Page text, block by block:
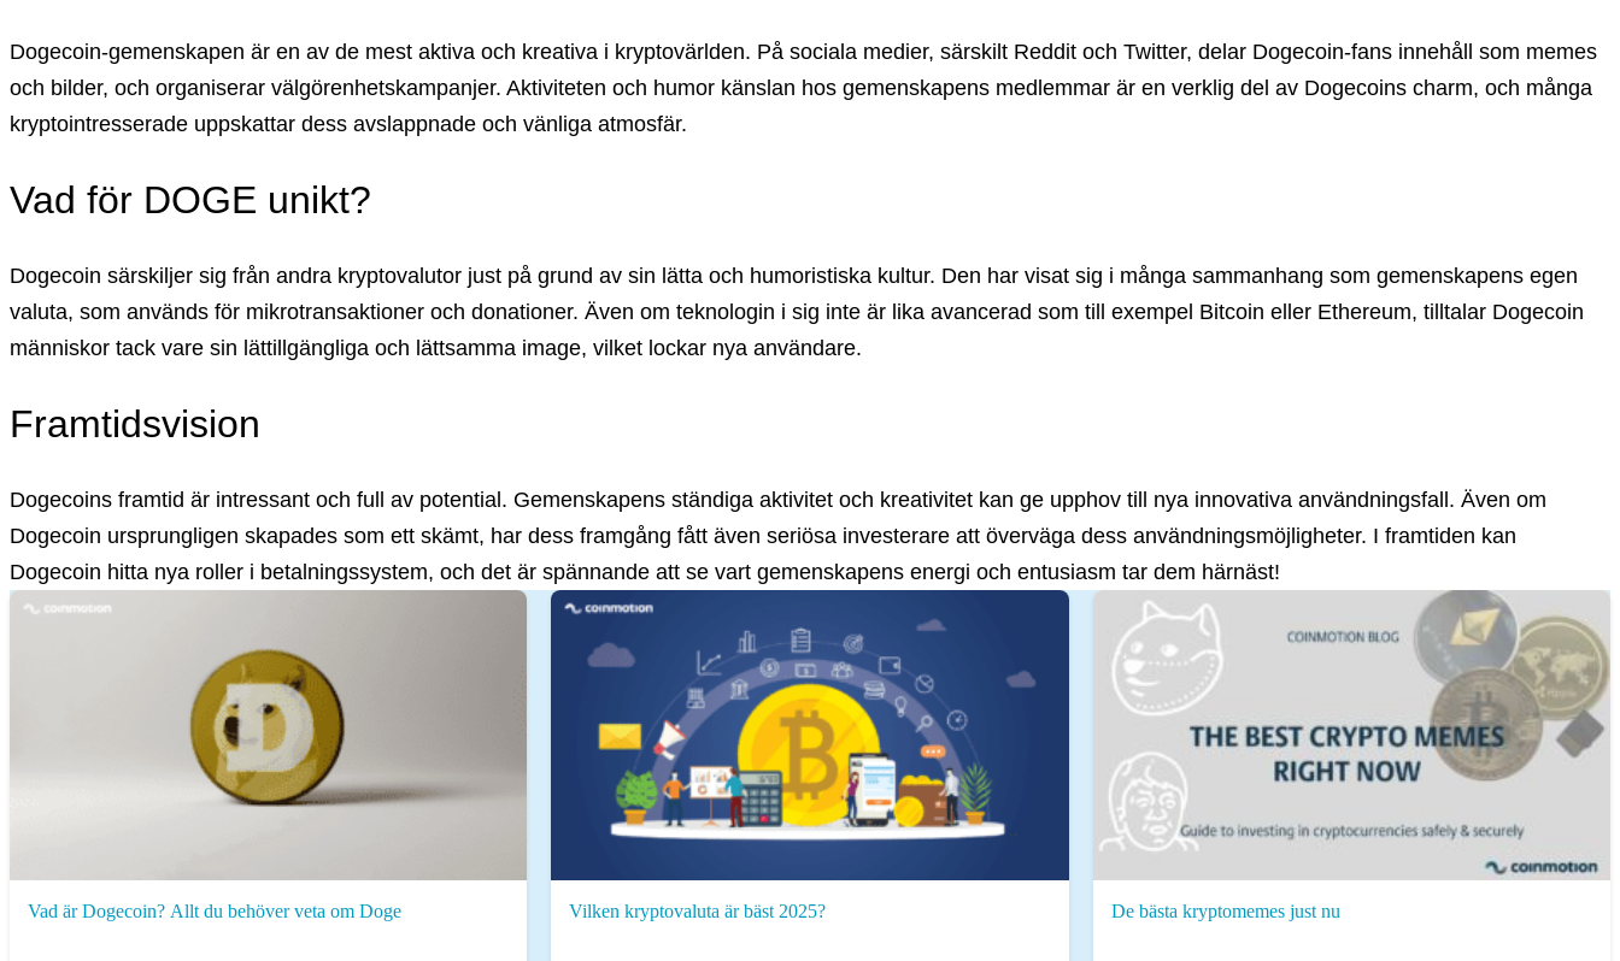
Dogecoin-gemenskapen är en av de mest aktiva och kreativa i kryptovärlden. På sociala medier, särskilt Reddit och Twitter, delar Dogecoin-fans innehåll som memes
och bilder, och organiserar välgörenhetskampanjer. Aktiviteten och humor känslan hos gemenskapens medlemmar är en verklig del av Dogecoins charm, och många
kryptointresserade uppskattar dess avslappnade och vänliga atmosfär.
Vad för DOGE unikt?
Dogecoin särskiljer sig från andra kryptovalutor just på grund av sin lätta och humoristiska kultur. Den har visat sig i många sammanhang som gemenskapens egen
valuta, som används för mikrotransaktioner och donationer. Även om teknologin i sig inte är lika avancerad som till exempel Bitcoin eller Ethereum, tilltalar Dogecoin
människor tack vare sin lättillgängliga och lättsamma image, vilket lockar nya användare.
Framtidsvision
Dogecoins framtid är intressant och full av potential. Gemenskapens ständiga aktivitet och kreativitet kan ge upphov till nya innovativa användningsfall. Även om
Dogecoin ursprungligen skapades som ett skämt, har dess framgång fått även seriösa investerare att överväga dess användningsmöjligheter. I framtiden kan
Dogecoin hitta nya roller i betalningssystem, och det är spännande att se vart gemenskapens energi och entusiasm tar dem härnäst!
Vad är Dogecoin? Allt du behöver veta om Doge Vilken kryptovaluta är bäst 2025? De bästa kryptomemes just nu